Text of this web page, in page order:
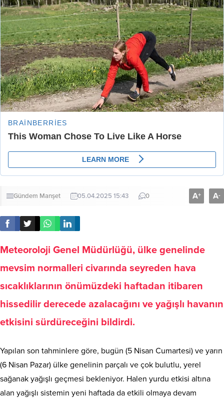
Gündem Manşet 05.04.2025 15:43 0 A+ A-
Meteoroloji Genel Müdürlüğü, ülke genelinde
mevsim normalleri civarında seyreden hava
sıcaklıklarının önümüzdeki haftadan itibaren
hissedilir derecede azalacağını ve yağışlı havanın
etkisini sürdüreceğini bildirdi.
Yapılan son tahminlere göre, bugün (5 Nisan Cumartesi) ve yarın
(6 Nisan Pazar) ülke genelinin parçalı ve çok bulutlu, yerel
sağanak yağışlı geçmesi bekleniyor. Halen yurdu etkisi altına
alan yağışlı sistemin yeni haftada da etkili olmaya devam